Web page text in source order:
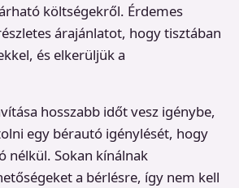
költségekről. Érdemes
árajánlatot, hogy tisztában
és elkerüljük a
hosszabb időt vesz igénybe,
egy bérautó igénylését, hogy
nélkül. Sokan kínálnak
a bérlésre, így nem kell